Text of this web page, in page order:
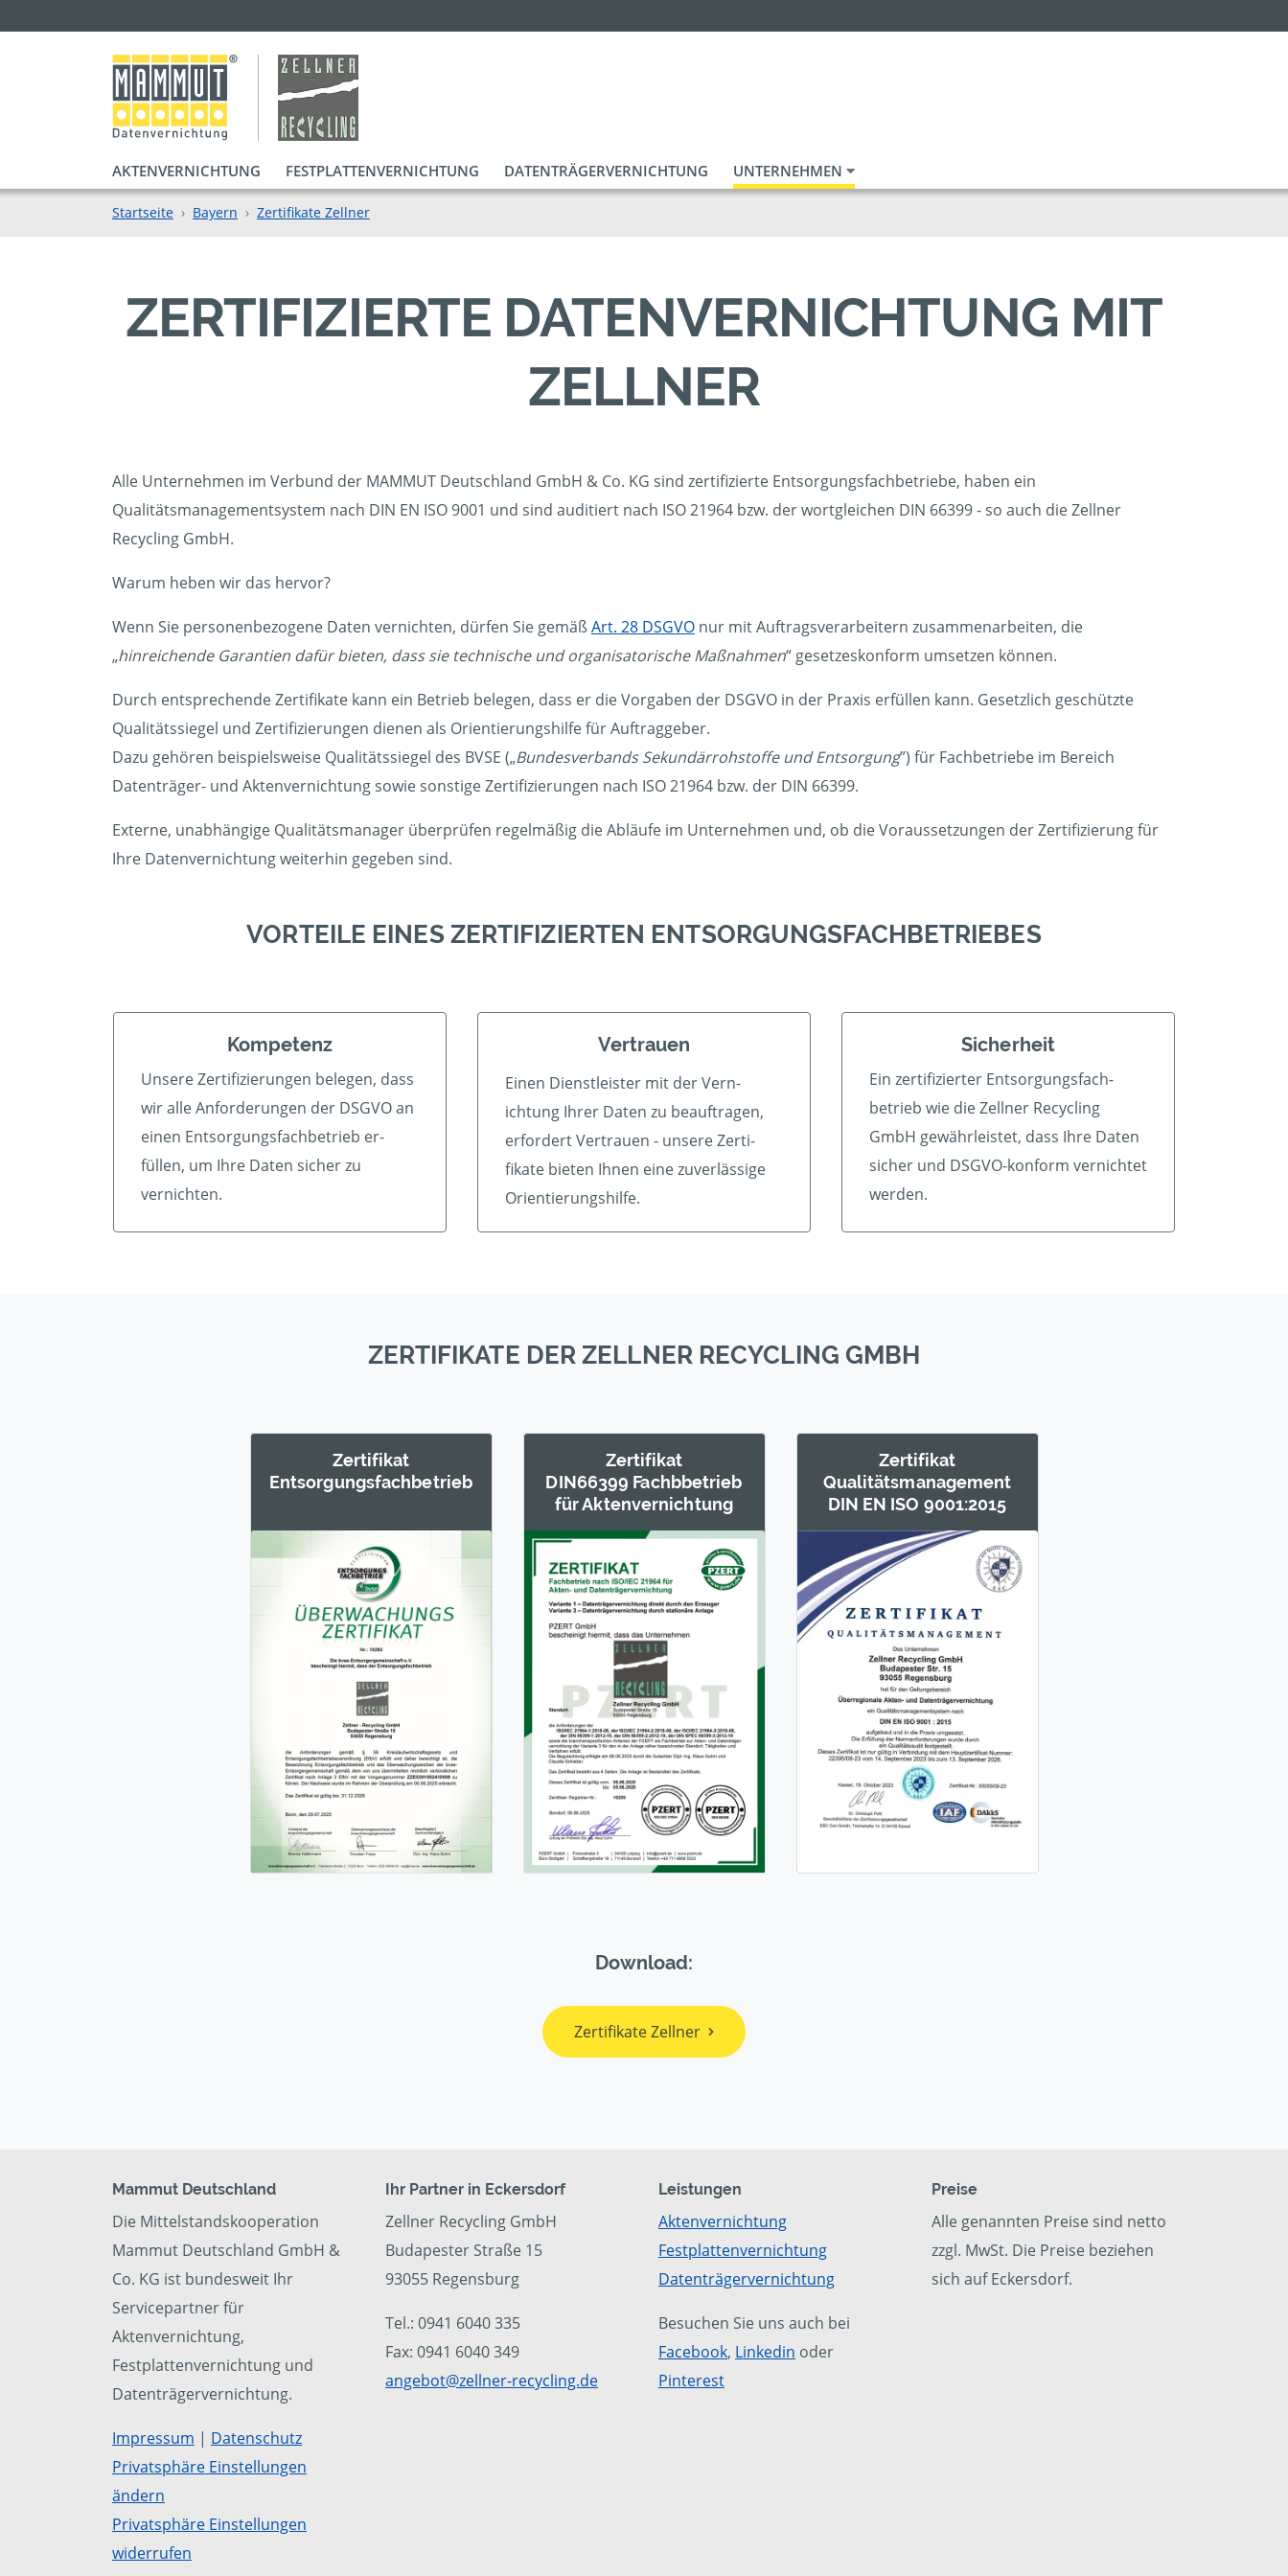
AKTENVERNICHTUNG FESTPLATTENVERNICHTUNG DATENTRÄGERVERNICHTUNG UNTERNEHMEN
Startseite Bayern Zertifikate Zellner
ZERTIFIZIERTE DATENVERNICHTUNG MIT
ZELLNER
Alle Unternehmen im Verbund der MAMMUT Deutschland GmbH & Co. KG sind zertifizierte Entsorgungsfachbetriebe, haben ein
Qualitätsmanagementsystem nach DIN EN ISO 9001 und sind auditiert nach ISO 21964 bzw. der wortgleichen DIN 66399 - so auch die Zellner
Recycling GmbH.
Warum heben wir das hervor?
Wenn Sie personenbezogene Daten vernichten, dürfen Sie gemäßArt. 28 DSGVO nur mit Auftragsverarbeitern zusammenarbeiten, die
„hinreichende Garantien dafür bieten, dass sie technische und organisatorische Maßnahmen“ gesetzeskonform umsetzen können.
Durch entsprechende Zertifikate kann ein Betrieb belegen, dass er die Vorgaben der DSGVO in der Praxis erfüllen kann. Gesetzlich geschützte
Qualitätssiegel und Zertifizierungen dienen als Orientierungshilfe für Auftraggeber.
Dazu gehören beispielsweise Qualitätssiegel des BVSE („Bundesverbands Sekundärrohstoffe und Entsorgung”) für Fachbetriebe im Bereich
Datenträger- und Aktenvernichtung sowie sonstige Zertifizierungen nach ISO 21964 bzw. der DIN 66399.
Externe, unabhängige Qualitätsmanager überprüfen regelmäßig die Abläufe im Unternehmen und, ob die Voraussetzungen der Zertifizierung für
Ihre Datenvernichtung weiterhin gegeben sind.
VORTEILE EINES ZERTIFIZIERTEN ENTSORGUNGSFACHBETRIEBES
Kompetenz
Unsere Zertifizierungen belegen, dass
wir alle An­forder­ungen der DSGVO an
einen Ent­sorgungs­fach­betrieb er­
füllen, um Ihre Daten sicher zu
vernichten.
Vertrauen
Einen Dienstleister mit der Vern­
ichtung Ihrer Daten zu beauf­tragen,
erfordert Vertrauen - unsere Zerti­
fikate bieten Ihnen eine zu­ver­lässige
Orientierungshilfe.
Sicherheit
Ein zertifizierter Ent­sorgungs­fach­
betrieb wie die Zellner Recycling
GmbH gewährleistet, dass Ihre Daten
sicher und DSGVO-konform vernichtet
werden.
ZERTIFIKATE DER ZELLNER RECYCLING GMBH
Zertifikat
Entsorgungs­fachbetrieb
Zertifikat
DIN66399 Fachb­betrieb
für Akten­vernichtung
Zertifikat
Qualitäts­management
DIN EN ISO 9001:2015
Download:
Zertifikate Zellner
Mammut Deutschland
Die Mittelstandskooperation
Mammut Deutschland GmbH &
Co. KG ist bundesweit Ihr
Servicepartner für
Aktenvernichtung,
Festplattenvernichtung und
Datenträgervernichtung.
Impressum | Datenschutz
Privatsphäre Einstellungen
ändern
Privatsphäre Einstellungen
widerrufen
Ihr Partner in Eckersdorf
Zellner Recycling GmbH
Budapester Straße 15
93055 Regensburg
Tel.: 0941 6040 335
Fax: 0941 6040 349
angebot@zellner-recycling.de
Leistungen
Aktenvernichtung
Festplattenvernichtung
Datenträgervernichtung
Besuchen Sie uns auch bei
Facebook, Linkedin oder
Pinterest
Preise
Alle genannten Preise sind netto
zzgl. MwSt. Die Preise beziehen
sich auf Eckersdorf.